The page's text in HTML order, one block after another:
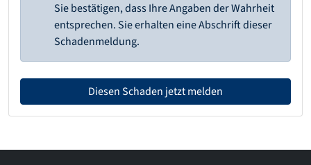
Sie bestätigen, dass Ihre Angaben der Wahrheit
entsprechen. Sie erhalten eine Abschrift dieser
Schadenmeldung.
Diesen Schaden jetzt melden